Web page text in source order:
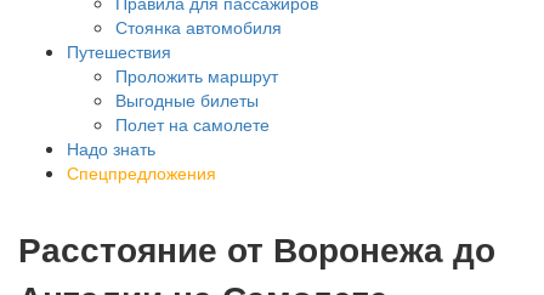
Стоянка автомобиля
Путешествия
Проложить маршрут
Выгодные билеты
Полет на самолете
Надо знать
Спецпредложения
Расстояние от Воронежа до